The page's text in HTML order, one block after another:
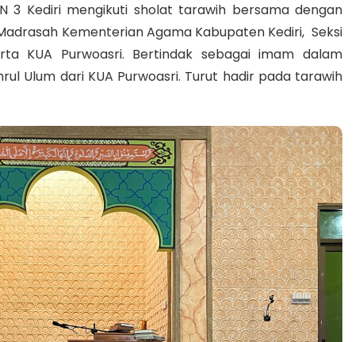
Kediri mengikuti sholat tarawih bersama dengan
Kementerian Agama Kabupaten Kediri, Seksi
KUA Purwoasri. Bertindak sebagai imam dalam
Ulum dari KUA Purwoasri. Turut hadir pada tarawih